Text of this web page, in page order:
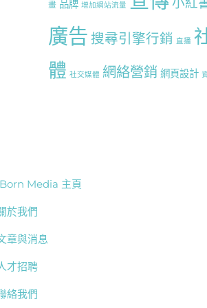
畫 品牌 增加網站流量
廣告 搜尋引擎行銷 直播
體 社交媒體 網絡營銷 網頁設計
Media 主頁
於我們
章與消息
才招聘
絡我們